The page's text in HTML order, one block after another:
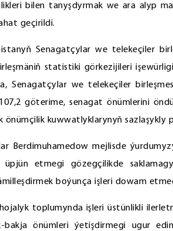
bilen tanyşdyrmak we ara alyp
geçirildi.
Senagatçylar we telekeçiler
statistiki görkezijileri
Senagatçylar we telekeçiler
göterime, senagat önümlerini
önümçilik kuwwatlyklarynyň sazlaşykly
Berdimuhamedow mejlisde
etmegi gözegçilikde
boýunça işleri dowam
toplumynda işleri üstünlikli
önümleri ýetişdirmegi ugur